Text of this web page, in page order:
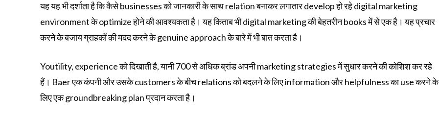
यह यह भी दर्शाता है कि कैसे businesses को जानकारी के साथ relation बनाकर लगातार develop हो रहे digital marketing
environment के optimize होने की आवश्यकता है। यह किताब भी digital marketing की बेहतरीन books में से एक है। यह प्रचार
करने के बजाय ग्राहकों की मदद करने के genuine approach के बारे में भी बात करता है।
Youtility, experience को दिखाती है, यानी 700 से अधिक ब्रांड अपनी marketing strategies में सुधार करने की कोशिश कर रहे
हैं। Baer एक कंपनी और उसके customers के बीच relations को बदलने के लिए information और helpfulness का use करने के
लिए एक groundbreaking plan प्रदान करता है।